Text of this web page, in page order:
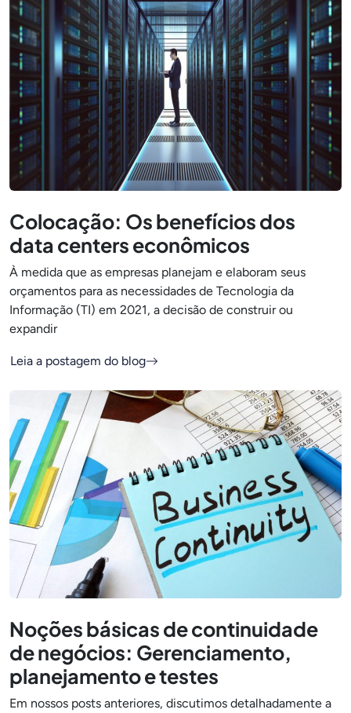
Colocação: Os benefícios dos
data centers econômicos
À medida que as empresas planejam e elaboram seus
orçamentos para as necessidades de Tecnologia da
Informação (TI) em 2021, a decisão de construir ou
expandir
Leia a postagem do blog
Noções básicas de continuidade
de negócios: Gerenciamento,
planejamento e testes
Em nossos posts anteriores, discutimos detalhadamente a